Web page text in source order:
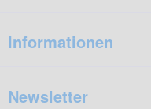
Informationen
Newsletter